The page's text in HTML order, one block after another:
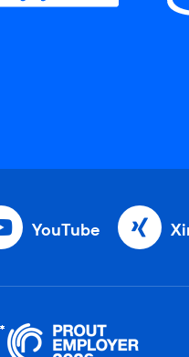
YouTube